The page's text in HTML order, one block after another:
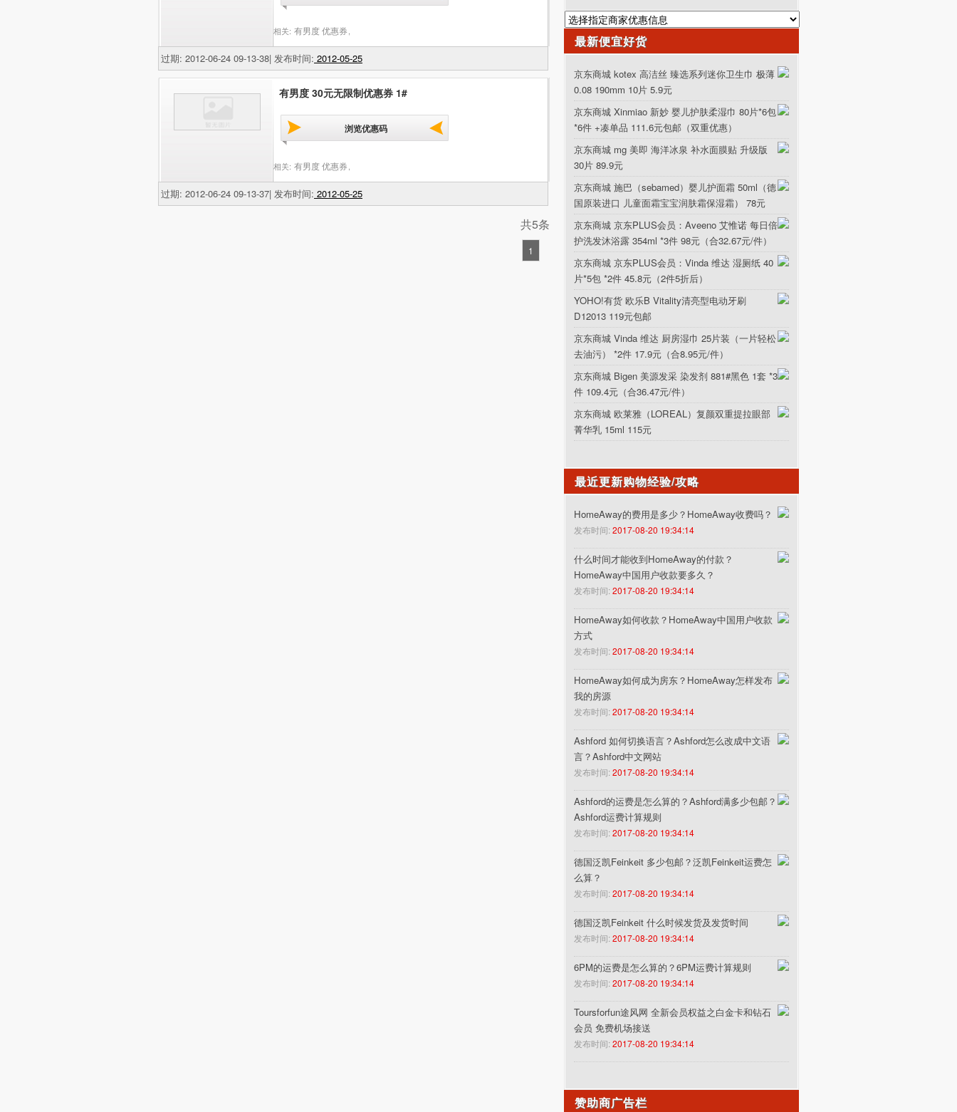
相关: 有男度 优惠券
过期: 2012-06-24 09-13-38| 发布时间: 2012-05-25
有男度 30元无限制优惠券 1#
浏览优惠码
相关: 有男度 优惠券
过期: 2012-06-24 09-13-37| 发布时间: 2012-05-25
共5条
1
最新便宜好货
京东商城 kotex 高洁丝 臻选系列迷你卫生巾 极薄
0.08 190mm 10片 5.9元
京东商城 Xinmiao 新妙 婴儿护肤柔湿巾 80片*6包
*6件 +凑单品 111.6元包邮（双重优惠）
京东商城 mg 美即 海洋冰泉 补水面膜贴 升级版
30片 89.9元
京东商城 施巴（sebamed）婴儿护面霜 50ml（德
国原装进口 儿童面霜宝宝润肤霜保湿霜） 78元
京东商城 京东PLUS会员：Aveeno 艾惟诺 每日倍
护洗发沐浴露 354ml *3件 98元（合32.67元/件）
京东商城 京东PLUS会员：Vinda 维达 湿厕纸 40
片*5包 *2件 45.8元（2件5折后）
YOHO!有货 欧乐B Vitality清亮型电动牙刷
D12013 119元包邮
京东商城 Vinda 维达 厨房湿巾 25片装（一片轻松
去油污） *2件 17.9元（合8.95元/件）
京东商城 Bigen 美源发采 染发剂 881#黑色 1套 *3
件 109.4元（合36.47元/件）
京东商城 欧莱雅（LOREAL）复颜双重提拉眼部
菁华乳 15ml 115元
最近更新购物经验/攻略
HomeAway的费用是多少？HomeAway收费吗？
发布时间: 2017-08-20 19:34:14
什么时间才能收到HomeAway的付款？
HomeAway中国用户收款要多久？
发布时间: 2017-08-20 19:34:14
HomeAway如何收款？HomeAway中国用户收款
方式
发布时间: 2017-08-20 19:34:14
HomeAway如何成为房东？HomeAway怎样发布
我的房源
发布时间: 2017-08-20 19:34:14
Ashford 如何切换语言？Ashford怎么改成中文语
言？Ashford中文网站
发布时间: 2017-08-20 19:34:14
Ashford的运费是怎么算的？Ashford满多少包邮？
Ashford运费计算规则
发布时间: 2017-08-20 19:34:14
德国泛凯Feinkeit 多少包邮？泛凯Feinkeit运费怎
么算？
发布时间: 2017-08-20 19:34:14
德国泛凯Feinkeit 什么时候发货及发货时间
发布时间: 2017-08-20 19:34:14
6PM的运费是怎么算的？6PM运费计算规则
发布时间: 2017-08-20 19:34:14
Toursforfun途风网 全新会员权益之白金卡和钻石
会员 免费机场接送
发布时间: 2017-08-20 19:34:14
赞助商广告栏